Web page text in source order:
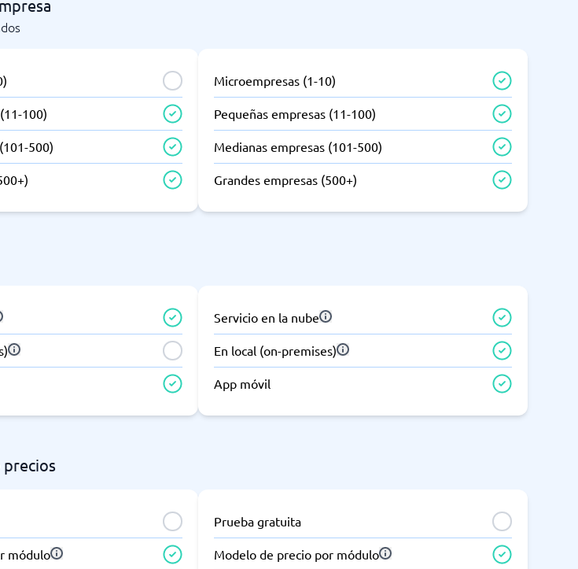
100)
500)
Microempresas (1-10)
Pequeñas empresas (11-100)
Medianas empresas (101-500)
Grandes empresas (500+)
Servicio en la nube
En local (on-premises)
App móvil
módulo
Prueba gratuita
Modelo de precio por módulo